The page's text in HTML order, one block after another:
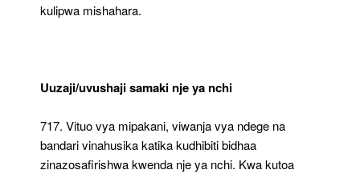
kulipwa mishahara.
Uuzaji/uvushaji samaki nje ya nchi
717. Vituo vya mipakani, viwanja vya ndege na
bandari vinahusika katika kudhibiti bidhaa
zinazosafirishwa kwenda nje ya nchi. Kwa kutoa